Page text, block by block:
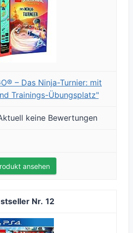
– Das Ninja-Turnier: mit
Trainings-Übungsplatz"
keine Bewertungen
ansehen
12